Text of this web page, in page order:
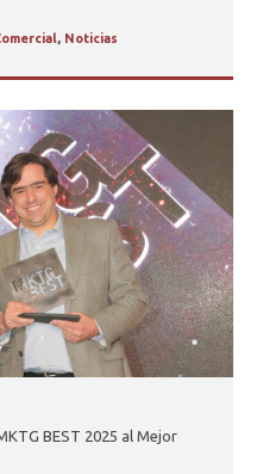
, Noticias
BEST 2025 al Mejor